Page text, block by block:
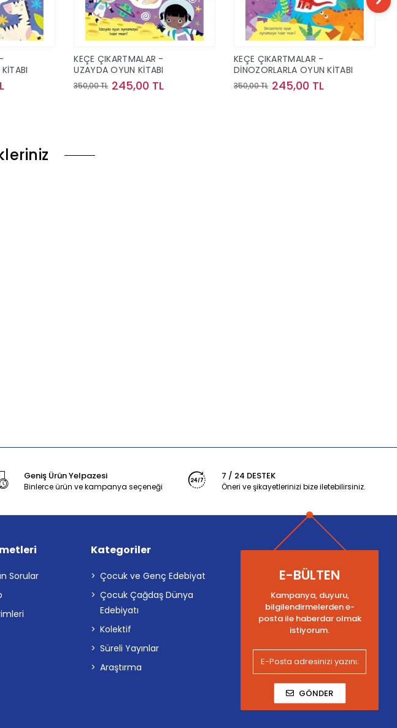
KEÇE ÇIKARTMALAR -
UZAYDA OYUN KİTABI
350,00 TL 245,00 TL
KEÇE ÇIKARTMALAR -
DİNOZORLARLA OYUN KİTABI
350,00 TL 245,00 TL
Geniş Ürün Yelpazesi
Binlerce ürün ve kampanya seçeneği
7 / 24 DESTEK
Öneri ve şikayetlerinizi bize iletebilirsiniz.
Sorular
Kategoriler
Çocuk ve Genç Edebiyat
Çocuk Çağdaş Dünya
Edebiyatı
Kolektif
Süreli Yayınlar
Araştırma
E-BÜLTEN
Kampanya, duyuru,
bilgilendirmelerden e-
posta ile haberdar olmak
istiyorum.
GÖNDER